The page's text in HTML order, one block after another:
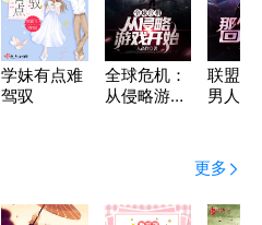
学妹有点难
驾驭
全球危机：
从侵略游戏
联盟：
男人回
更多